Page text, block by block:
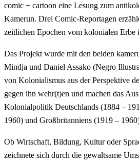
comic + cartoon eine Lesung zum
Kamerun. Drei Comic-Reportagen
zeitlichen Epochen vom kolonialen Erbe
Das Projekt wurde mit den beiden
Mindja und Daniel Assako (Negro
von Kolonialismus aus der Perspektive
gegen ihn wehr(t)en und machen das
Kolonialpolitik Deutschlands (1884 –
1960) und Großbritanniens (1919 –
Ob Wirtschaft, Bildung, Kultur oder
zeichnete sich durch die gewaltsame